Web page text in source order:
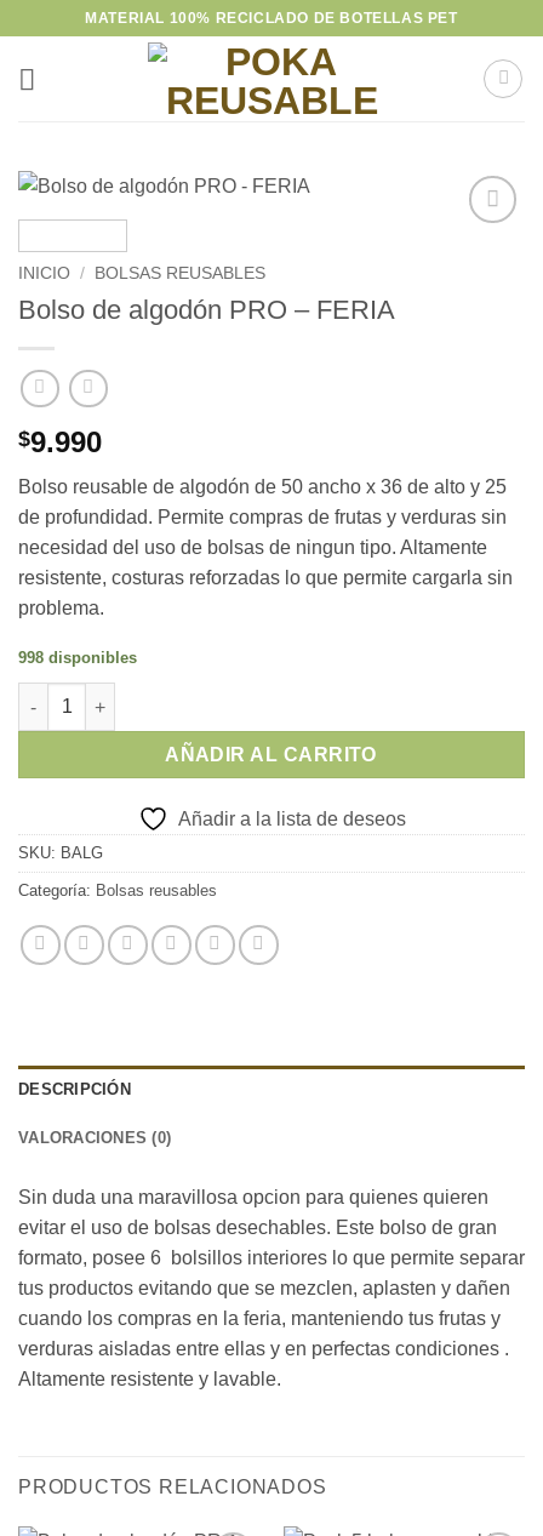
contenido
MATERIAL 100% RECICLADO DE BOTELLAS PET
INICIO / BOLSAS REUSABLES
Bolso de algodón PRO – FERIA
$9.990
Bolso reusable de algodón de 50 ancho x 36 de alto y 25
de profundidad. Permite compras de frutas y verduras sin
necesidad del uso de bolsas de ningun tipo. Altamente
resistente, costuras reforzadas lo que permite cargarla sin
problema.
998 disponibles
Bolso de algodón PRO - FERIA cantidad
AÑADIR AL CARRITO
Añadir a la lista de deseos
SKU: BALG
Categoría: Bolsas reusables
DESCRIPCIÓN
VALORACIONES (0)
Sin duda una maravillosa opcion para quienes quieren
evitar el uso de bolsas desechables. Este bolso de gran
formato, posee 6 bolsillos interiores lo que permite separar
tus productos evitando que se mezclen, aplasten y dañen
cuando los compras en la feria, manteniendo tus frutas y
verduras aisladas entre ellas y en perfectas condiciones .
Altamente resistente y lavable.
PRODUCTOS RELACIONADOS